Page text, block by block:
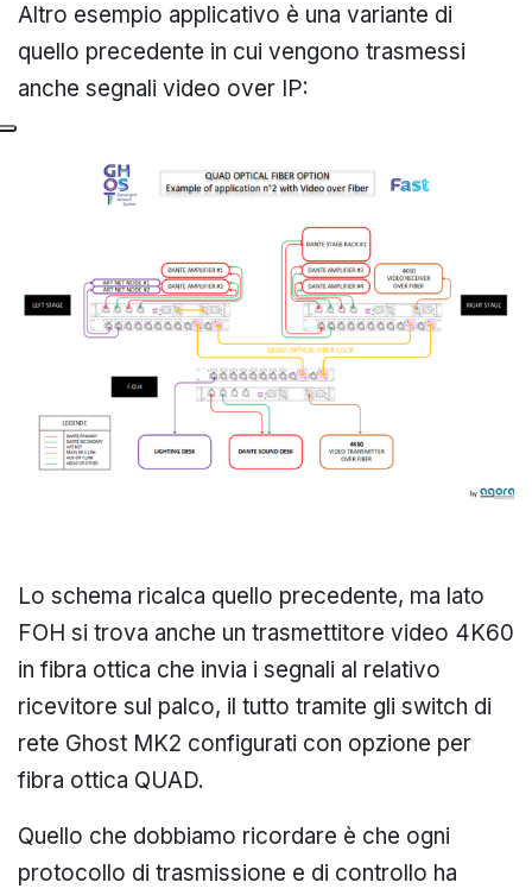
Altro esempio applicativo è una variante di
quello precedente in cui vengono trasmessi
anche segnali video over IP:
Lo schema ricalca quello precedente, ma lato
FOH si trova anche un trasmettitore video 4K60
in fibra ottica che invia i segnali al relativo
ricevitore sul palco, il tutto tramite gli switch di
rete Ghost MK2 configurati con opzione per
fibra ottica QUAD.
Quello che dobbiamo ricordare è che ogni
protocollo di trasmissione e di controllo ha